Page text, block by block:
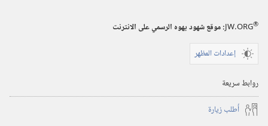
الدراسية)‏
JW.ORG®
:‏ موقع شهود يهوه الرسمي على الانترنت
إعدادات المظهر
روابط سريعة
أُطلب زيارة